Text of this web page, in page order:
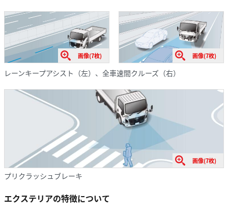
画像(7枚) 画像(7枚)
レーンキープアシスト（左）、全車速間クルーズ（右）
画像(7枚)
プリクラッシュブレーキ
エクステリアの特徴について